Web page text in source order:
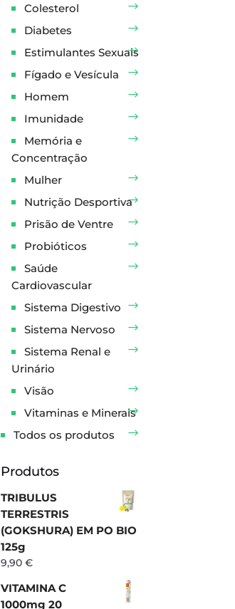
Colesterol
Diabetes
Estimulantes Sexuais
Fígado e Vesícula
Homem
Imunidade
Memória e
Concentração
Mulher
Nutrição Desportiva
Prisão de Ventre
Probióticos
Saúde
Cardiovascular
Sistema Digestivo
Sistema Nervoso
Sistema Renal e
Urinário
Visão
Vitaminas e Minerais
Todos os produtos
Produtos
TRIBULUS
TERRESTRIS
(GOKSHURA) EM PO BIO
125g
9,90€
VITAMINA C
1000mg 20